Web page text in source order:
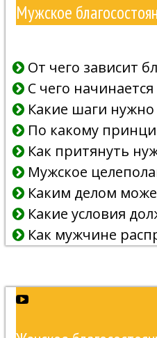
Мужское
От чего зависит
С чего
Какие шаги
По какому
Как притянуть
Мужское
Каким делом
Какие условия
Как мужчине